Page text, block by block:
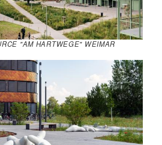
"AM HARTWEGE" WEIMAR